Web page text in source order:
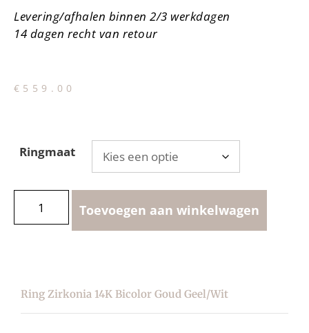
Levering/afhalen binnen 2/3 werkdagen
14 dagen recht van retour
€ 559.00
Ringmaat
Toevoegen aan winkelwagen
Ring Zirkonia 14K Bicolor Goud Geel/wit